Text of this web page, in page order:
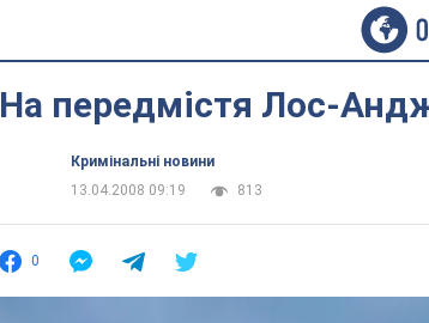
На передмістя Лос-
Кримінальні новини
13.04.2008 09:19
813
0